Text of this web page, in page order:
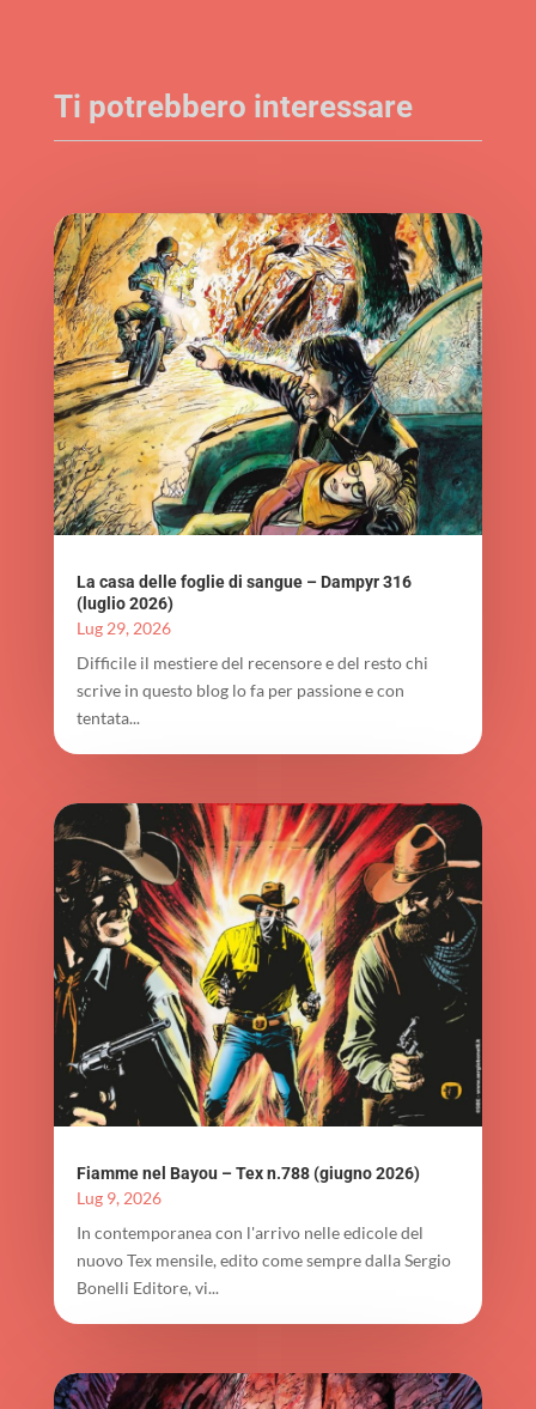
Ti potrebbero interessare
La casa delle foglie di sangue – Dampyr 316
(luglio 2026)
Lug 29, 2026
Difficile il mestiere del recensore e del resto chi
scrive in questo blog lo fa per passione e con
tentata...
Fiamme nel Bayou – Tex n.788 (giugno 2026)
Lug 9, 2026
In contemporanea con l'arrivo nelle edicole del
nuovo Tex mensile, edito come sempre dalla Sergio
Bonelli Editore, vi...